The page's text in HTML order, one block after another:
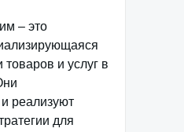
– это
и услуг в
реализуют
для